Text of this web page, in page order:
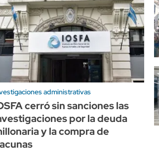
administrativas
cerró sin sanciones las
por la deuda
y la compra de